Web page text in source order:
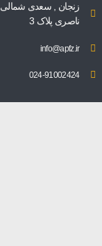
زنجان , سعدی شمالی
ناصری پلاک 3
info@apfz.ir
024-91002424